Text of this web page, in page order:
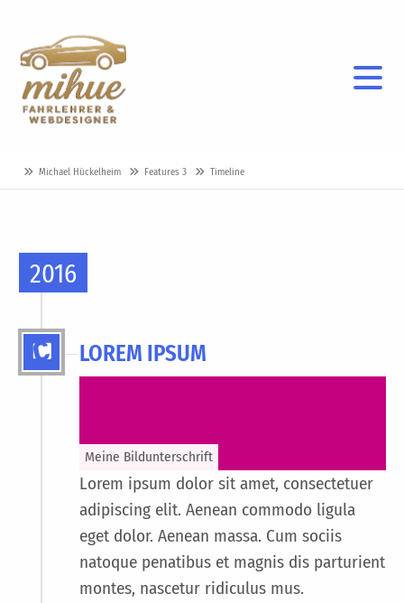
Michael Hückelheim Features 3 Timeline
2016
LOREM IPSUM
Meine Bildunterschrift
Lorem ipsum dolor sit amet, consectetuer
adipiscing elit. Aenean commodo ligula
eget dolor. Aenean massa. Cum sociis
natoque penatibus et magnis dis parturient
montes, nascetur ridiculus mus.